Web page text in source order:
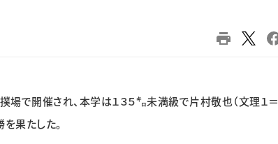
で開催され、本学は１３５㌔未満級で片村敬也（文理１＝
果たした。